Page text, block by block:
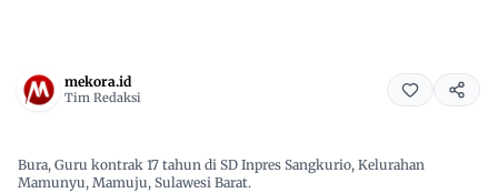
mekora.id
Tim Redaksi
Bura, Guru kontrak 17 tahun di SD Inpres Sangkurio, Kelurahan
Mamunyu, Mamuju, Sulawesi Barat.